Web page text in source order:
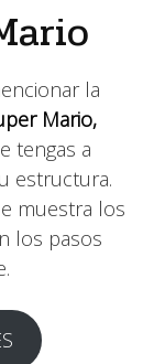
la
Mario,
tengas a
estructura.
muestra los
los pasos